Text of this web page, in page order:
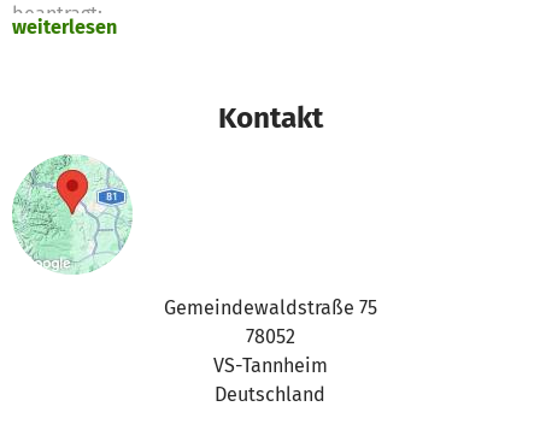
beantragt:
weiterlesen
Kontakt
Gemeindewaldstraße 75
78052
VS-Tannheim
Deutschland